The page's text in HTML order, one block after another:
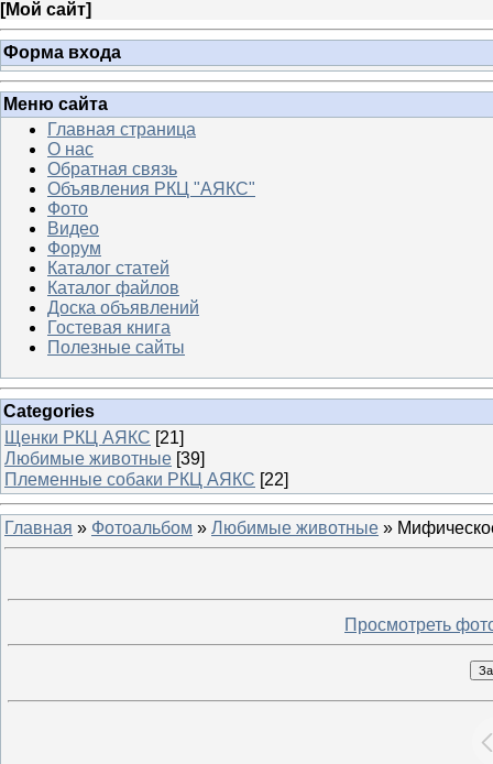
[Мой сайт]
Форма входа
Меню сайта
Главная страница
О нас
Обратная связь
Объявления РКЦ "АЯКС"
Фото
Видео
Форум
Каталог статей
Каталог файлов
Доска объявлений
Гостевая книга
Полезные сайты
Categories
Щенки РКЦ АЯКС [21]
Любимые животные [39]
Племенные собаки РКЦ АЯКС [22]
Главная » Фотоальбом » Любимые животные »
Просмотреть